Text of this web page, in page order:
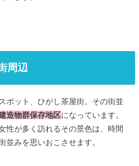
周辺
ポット、ひがし茶屋街。その街並
造物群保存地区になっています。
性が多く訪れるその景色は、時間
並みを思いおこさせます。